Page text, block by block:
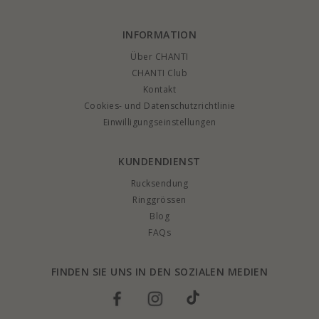
INFORMATION
Über CHANTI
CHANTI Club
Kontakt
Cookies- und Datenschutzrichtlinie
Einwilligungseinstellungen
KUNDENDIENST
Rucksendung
Ringgrössen
Blog
FAQs
FINDEN SIE UNS IN DEN SOZIALEN MEDIEN